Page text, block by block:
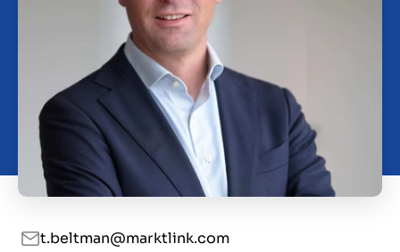
t.beltman@marktlink.com